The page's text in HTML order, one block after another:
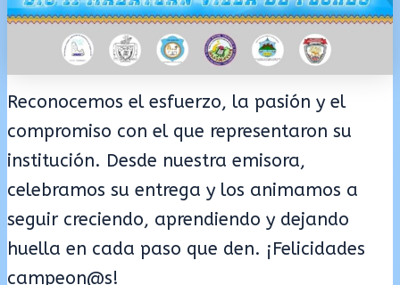
Reconocemos el esfuerzo, la pasión y el
compromiso con el que representaron su
institución. Desde nuestra emisora,
celebramos su entrega y los animamos a
seguir creciendo, aprendiendo y dejando
huella en cada paso que den. ¡Felicidades
campeon@s!